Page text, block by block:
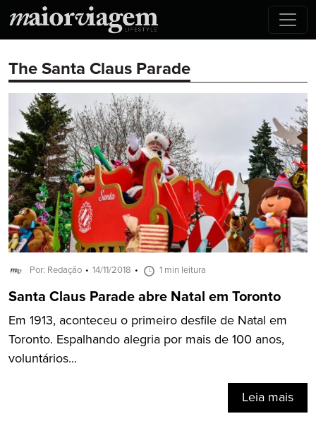
The Santa Claus Parade
Por: Redação 14/11/2018 1 min leitura
Santa Claus Parade abre Natal em Toronto
Em 1913, aconteceu o primeiro desfile de Natal em
Toronto. Espalhando alegria por mais de 100 anos,
voluntários...
Leia mais